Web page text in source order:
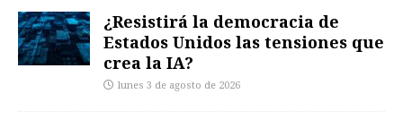
¿Resistirá la democracia de
Estados Unidos las tensiones que
crea la IA?
lunes 3 de agosto de 2026